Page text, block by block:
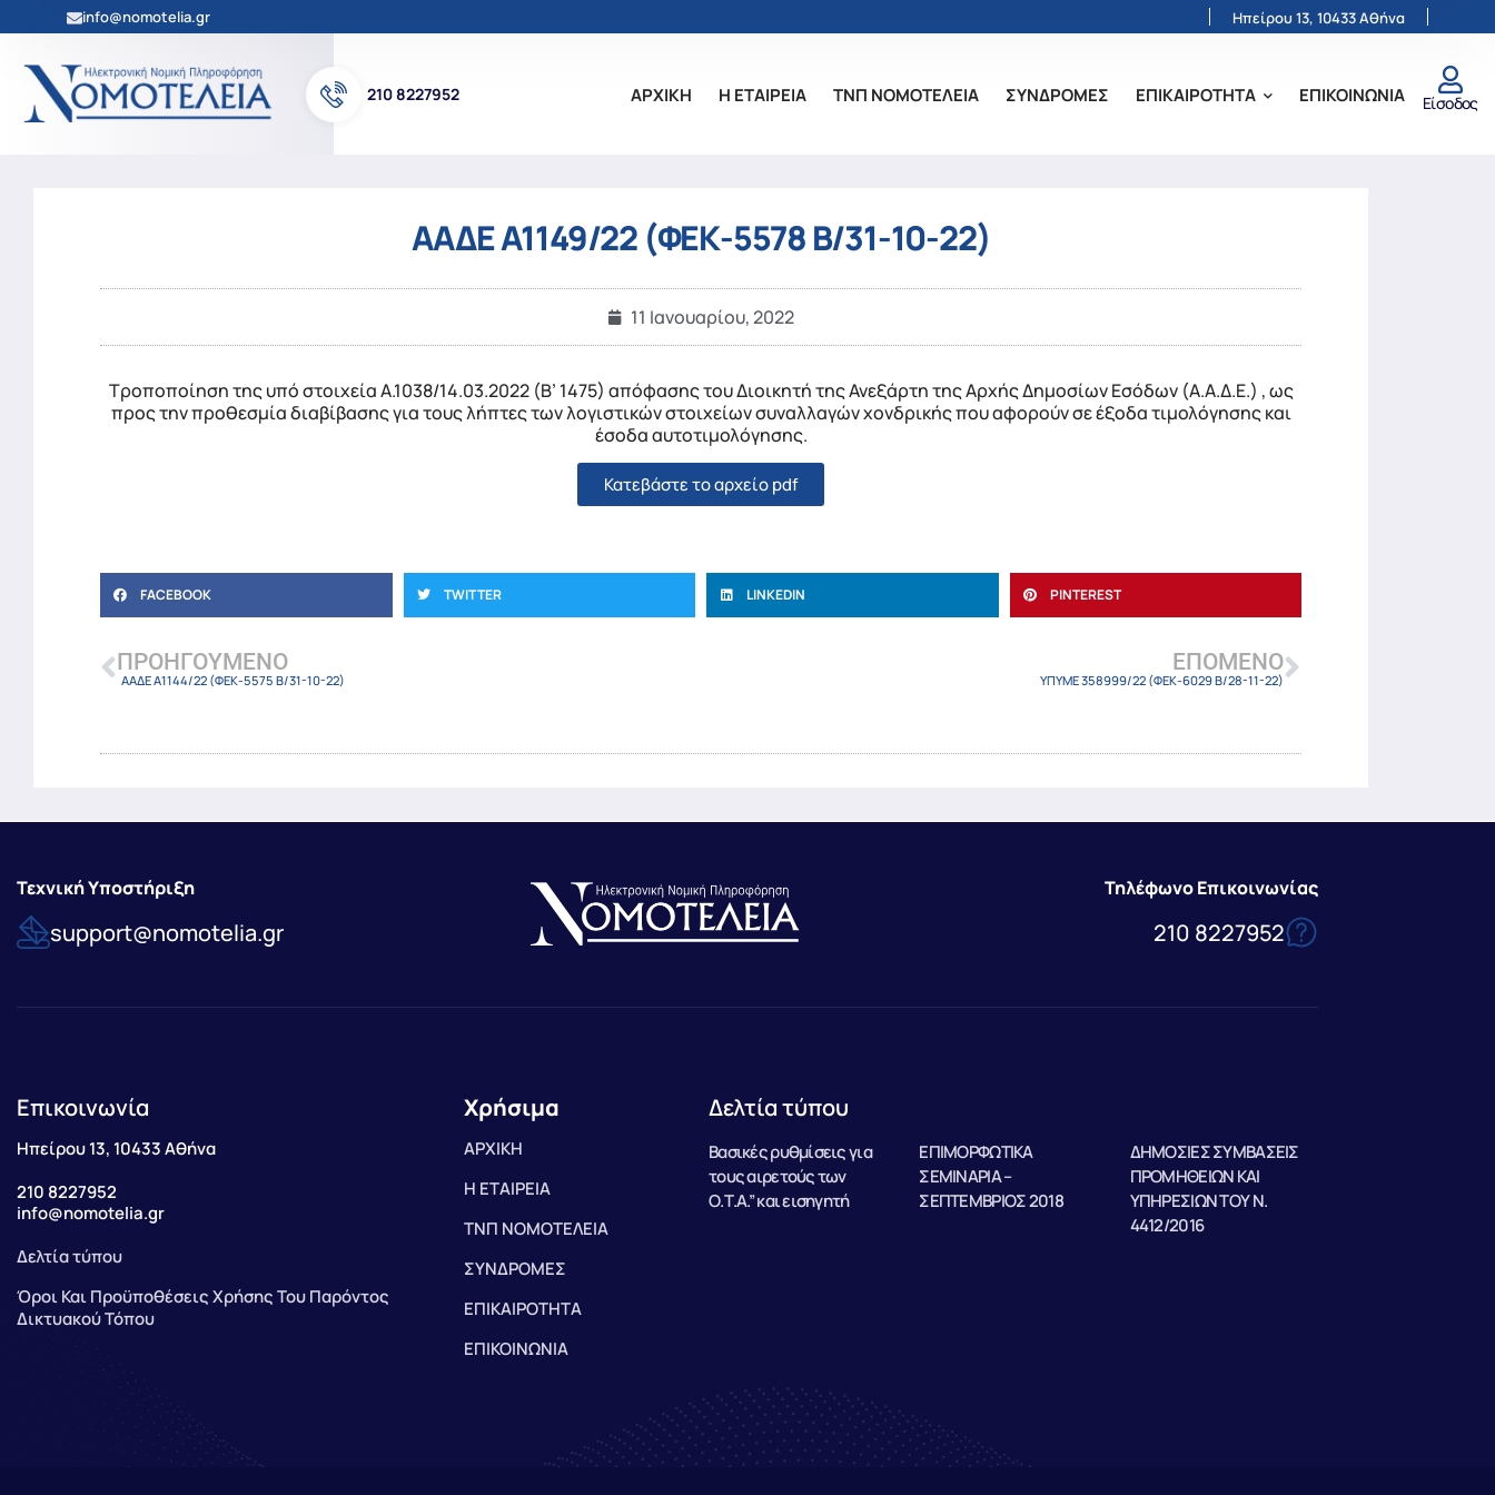
info@nomotelia.gr Ηπείρου 13, 10433 Αθήνα
210 8227952 ΑΡΧΙΚΗ Η ΕΤΑΙΡΕΙΑ ΤΝΠ ΝΟΜΟΤΕΛΕΙΑ ΣΥΝΔΡΟΜΕΣ ΕΠΙΚΑΙΡΟΤΗΤΑ ΕΠΙΚΟΙΝΩΝΙΑ Είσοδος
ΑΑΔΕ Α1149/22 (ΦΕΚ-5578 Β/31-10-22)
11 Ιανουαρίου, 2022
Τροποποίηση της υπό στοιχεία Α.1038/14.03.2022 (Β’ 1475) απόφασης του Διοικητή της Ανεξάρτη της Αρχής Δημοσίων Εσόδων (Α.Α.Δ.Ε.) , ως
προς την προθεσμία διαβίβασης για τους λήπτες των λογιστικών στοιχείων συναλλαγών χονδρικής που αφορούν σε έξοδα τιμολόγησης και
έσοδα αυτοτιμολόγησης.
Κατεβάστε το αρχείο pdf
FACEBOOK TWITTER LINKEDIN PINTEREST
ΠΡΟΗΓΟΎΜΕΝΟ
ΑΑΔΕ Α1144/22 (ΦΕΚ-5575 Β/31-10-22)
ΕΠΌΜΕΝΟ
ΥΠΥΜΕ 358999/22 (ΦΕΚ-6029 Β/28-11-22)
Τεχνική Υποστήριξη
support@nomotelia.gr
Τηλέφωνο Επικοινωνίας
210 8227952
Επικοινωνία
Ηπείρου 13, 10433 Αθήνα
210 8227952
info@nomotelia.gr
Δελτία τύπου
Όροι Και Προϋποθέσεις Χρήσης Του Παρόντος
Δικτυακού Τόπου
Χρήσιμα
ΑΡΧΙΚΗ
Η ΕΤΑΙΡΕΙΑ
ΤΝΠ ΝΟΜΟΤΕΛΕΙΑ
ΣΥΝΔΡΟΜΕΣ
ΕΠΙΚΑΙΡΟΤΗΤΑ
ΕΠΙΚΟΙΝΩΝΙΑ
Δελτία τύπου
Βασικές ρυθμίσεις για
τους αιρετούς των
Ο.Τ.Α.” και εισηγητή
ΕΠΙΜΟΡΦΩΤΙΚΑ
ΣΕΜΙΝΑΡΙΑ –
ΣΕΠΤΕΜΒΡΙΟΣ 2018
ΔΗΜΟΣΙΕΣ ΣΥΜΒΑΣΕΙΣ
ΠΡΟΜΗΘΕΙΩΝ ΚΑΙ
ΥΠΗΡΕΣΙΩΝ ΤΟΥ Ν.
4412/2016